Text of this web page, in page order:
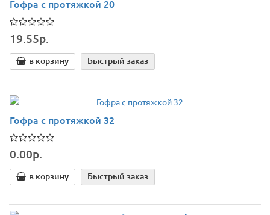
Гофра с протяжкой 20
19.55р.
в корзину Быстрый заказ
Гофра с протяжкой 32
0.00р.
в корзину Быстрый заказ